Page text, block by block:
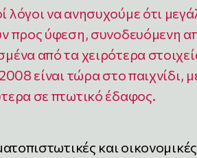
λόγοι να ανησυχούμε ότι
προς ύφεση, συνοδευόμενη
από τα χειρότερα
είναι τώρα στο παιχνίδι,
σε πτωτικό έδαφος.
και